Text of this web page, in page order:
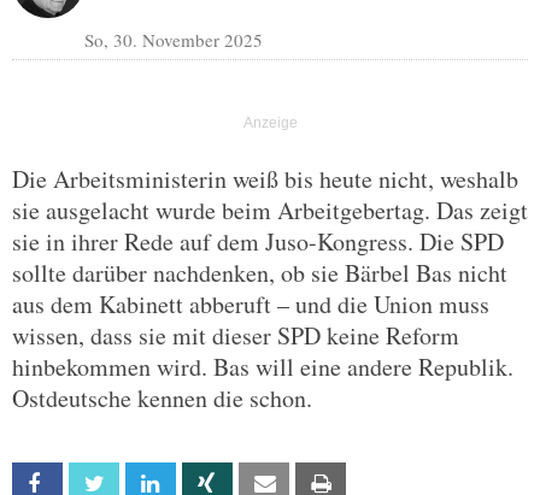
So, 30. November 2025
Die Arbeitsministerin weiß bis heute nicht, weshalb
sie ausgelacht wurde beim Arbeitgebertag. Das zeigt
sie in ihrer Rede auf dem Juso-Kongress. Die SPD
sollte darüber nachdenken, ob sie Bärbel Bas nicht
aus dem Kabinett abberuft – und die Union muss
wissen, dass sie mit dieser SPD keine Reform
hinbekommen wird. Bas will eine andere Republik.
Ostdeutsche kennen die schon.
Facebook Twitter Linkedin Xing Email